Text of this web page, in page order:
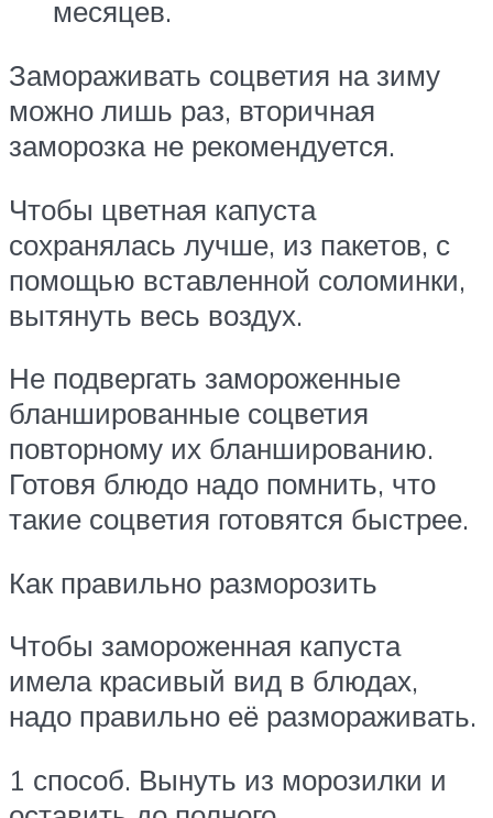
месяцев.
Замораживать соцветия на зиму
можно лишь раз, вторичная
заморозка не рекомендуется.
Чтобы цветная капуста
сохранялась лучше, из пакетов, с
помощью вставленной соломинки,
вытянуть весь воздух.
Не подвергать замороженные
бланшированные соцветия
повторному их бланшированию.
Готовя блюдо надо помнить, что
такие соцветия готовятся быстрее.
Как правильно разморозить
Чтобы замороженная капуста
имела красивый вид в блюдах,
надо правильно её размораживать.
1 способ. Вынуть из морозилки и